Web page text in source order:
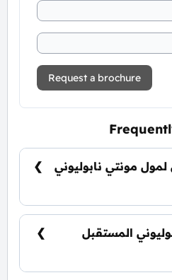
Request a brochure
مونتي نابوليوني
المستقبل